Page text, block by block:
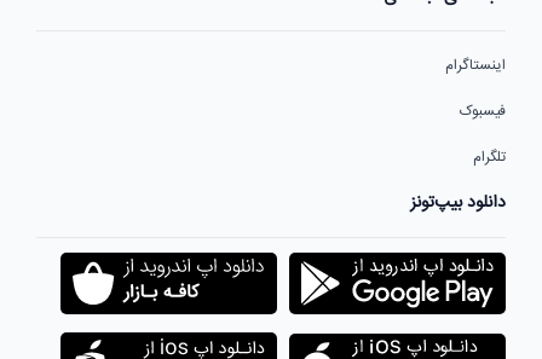
اینستاگرام
فیسبوک
تلگرام
دانلود بیپ‌تونز